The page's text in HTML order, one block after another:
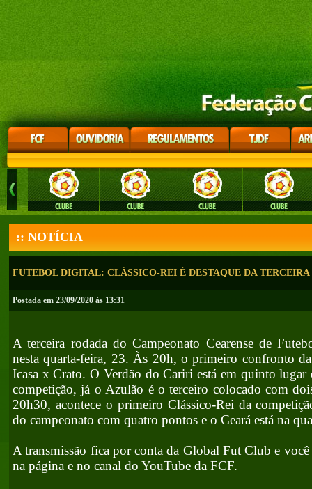
:: NOTÍCIA
FUTEBOL DIGITAL: CLÁSSICO-REI É DESTAQUE DA
Postada em 23/09/2020 às 13:31
A terceira rodada do Campeonato Cearense de
nesta quarta-feira, 23. Às 20h, o primeiro confronto
Icasa x Crato. O Verdão do Cariri está em quinto
competição, já o Azulão é o terceiro colocado com
20h30, acontece o primeiro Clássico-Rei da
do campeonato com quatro pontos e o Ceará está na
A transmissão fica por conta da Global Fut Club e você
na página e no canal do YouTube da FCF.